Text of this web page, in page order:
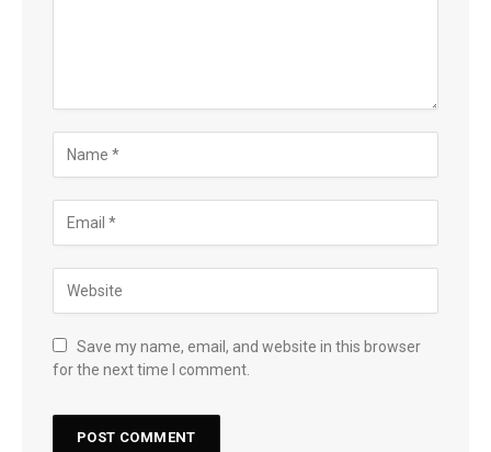
Save my name, email, and website in this browser
for the next time I comment.